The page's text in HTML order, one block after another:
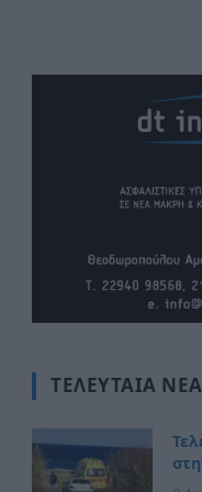
ΤΕΛΕΥΤΑΊΑ ΝΈΑ